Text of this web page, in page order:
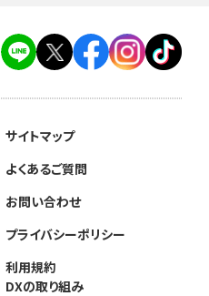
サイトマップ
よくあるご質問
お問い合わせ
プライバシーポリシー
利用規約
DXの取り組み